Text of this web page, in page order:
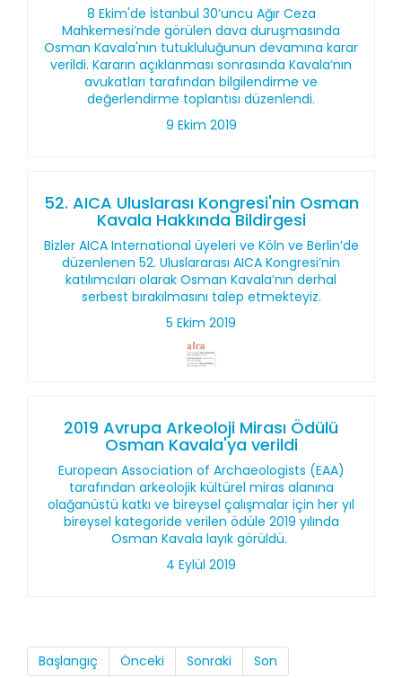
8 Ekim'de İstanbul 30’uncu Ağır Ceza
Mahkemesi’nde görülen dava duruşmasında
Osman Kavala'nın tutukluluğunun devamına karar
verildi. Kararın açıklanması sonrasında Kavala’nın
avukatları tarafından bilgilendirme ve
değerlendirme toplantısı düzenlendi.
9 Ekim 2019
52. AICA Uluslarası Kongresi'nin Osman
Kavala Hakkında Bildirgesi
Bizler AICA International üyeleri ve Köln ve Berlin’de
düzenlenen 52. Uluslararası AICA Kongresi’nin
katılımcıları olarak Osman Kavala’nın derhal
serbest bırakılmasını talep etmekteyiz.
5 Ekim 2019
2019 Avrupa Arkeoloji Mirası Ödülü
Osman Kavala'ya verildi
European Association of Archaeologists (EAA)
tarafından arkeolojik kültürel miras alanına
olağanüstü katkı ve bireysel çalışmalar için her yıl
bireysel kategoride verilen ödüle 2019 yılında
Osman Kavala layık görüldü.
4 Eylül 2019
Başlangıç Önceki Sonraki Son